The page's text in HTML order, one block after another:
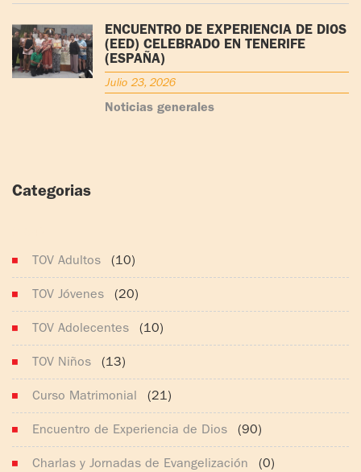
ENCUENTRO DE EXPERIENCIA DE DIOS
(EED) CELEBRADO EN TENERIFE
(ESPAÑA)
Julio 23, 2026
Noticias generales
Categorias
TOV Adultos (10)
TOV Adolecentes (10)
TOV Niños (13)
Curso Matrimonial (21)
TOV Jóvenes (20)
Encuentro de Experiencia de Dios (90)
Charlas y Jornadas de Evangelización (0)